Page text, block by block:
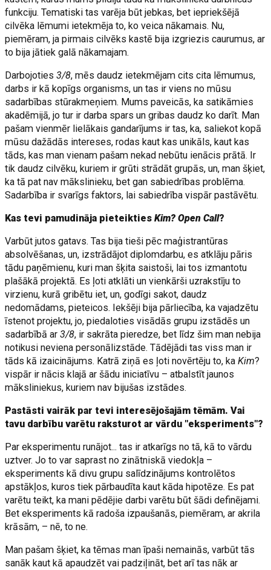
funkciju. Tematiski tas varēja būt jebkas, bet iepriekšējā
cilvēka lēmumi ietekmēja to, ko veica nākamais. Nu,
piemēram, ja pirmais cilvēks kastē bija izgriezis caurumus, ar
to bija jātiek galā nākamajam.
Darbojoties3/8, mēs daudz ietekmējam cits cita lēmumus,
darbs ir kā kopīgs organisms, un tas ir viens no mūsu
sadarbības stūrakmeņiem. Mums paveicās, ka satikāmies
akadēmijā, jo tur ir darba spars un gribas daudz ko darīt. Man
pašam vienmēr lielākais gandarījums ir tas, ka, saliekot kopā
mūsu dažādās intereses, rodas kaut kas unikāls, kaut kas
tāds, kas man vienam pašam nekad nebūtu ienācis prātā. Ir
tik daudz cilvēku, kuriem ir grūti strādāt grupās, un, man šķiet,
ka tā pat nav mākslinieku, bet gan sabiedrības problēma.
Sadarbība ir svarīgs faktors, lai sabiedrība vispār pastāvētu.
Kas tevi pamudināja pieteiktiesKim? Open Call?
Varbūt jutos gatavs. Tas bija tieši pēc maģistrantūras
absolvēšanas, un, izstrādājot diplomdarbu, es atklāju pāris
tādu paņēmienu, kuri man šķita saistoši, lai tos izmantotu
plašākā projektā. Es ļoti atklāti un vienkārši uzrakstīju to
virzienu, kurā gribētu iet, un, godīgi sakot, daudz
nedomādams, pieteicos. Iekšēji bija pārliecība, ka vajadzētu
īstenot projektu, jo, piedaloties visādās grupu izstādēs un
sadarbībā ar3/8, ir sakrāta pieredze, bet līdz šim man nebija
notikusi neviena personālizstāde. Tādējādi tas viss man ir
tāds kā izaicinājums. Katrā ziņā es ļoti novērtēju to, kaKim?
vispār ir nācis klajā ar šādu iniciatīvu – atbalstīt jaunos
māksliniekus, kuriem nav bijušas izstādes.
Pastāsti vairāk par tevi interesējošajām tēmām. Vai
tavu darbību varētu raksturot ar vārdu "eksperiments"?
Par eksperimentu runājot... tas ir atkarīgs no tā, kā to vārdu
uztver. Jo to var saprast no zinātniskā viedokļa –
eksperiments kā divu grupu salīdzinājums kontrolētos
apstākļos, kuros tiek pārbaudīta kaut kāda hipotēze. Es pat
varētu teikt, ka mani pēdējie darbi varētu būt šādi definējami.
Bet eksperiments kā radoša izpaušanās, piemēram, ar akrila
krāsām, – nē, to ne.
Man pašam šķiet, ka tēmas man īpaši nemainās, varbūt tās
sanāk kaut kā apaudzēt vai padziļināt, bet arī tas nāk ar